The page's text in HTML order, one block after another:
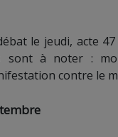
le jeudi, acte
sont à noter :
contre le